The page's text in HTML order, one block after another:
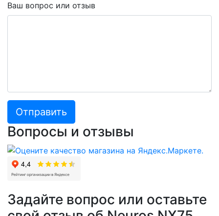
Ваш вопрос или отзыв
Отправить
Вопросы и отзывы
Задайте вопрос или оставьте